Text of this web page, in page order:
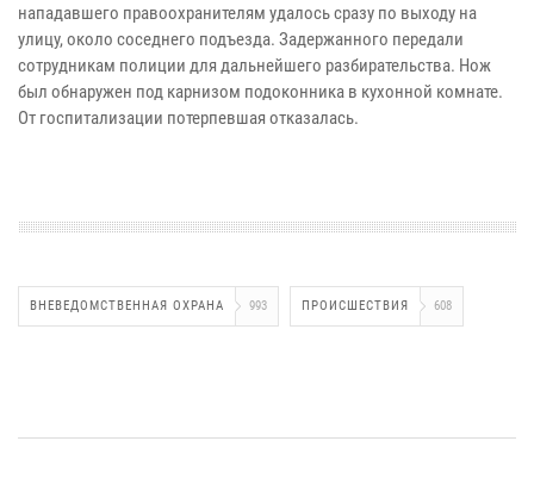
нападавшего правоохранителям удалось сразу по выходу на
улицу, около соседнего подъезда. Задержанного передали
сотрудникам полиции для дальнейшего разбирательства. Нож
был обнаружен под карнизом подоконника в кухонной комнате.
От госпитализации потерпевшая отказалась.
ВНЕВЕДОМСТВЕННАЯ ОХРАНА 993 ПРОИСШЕСТВИЯ 608